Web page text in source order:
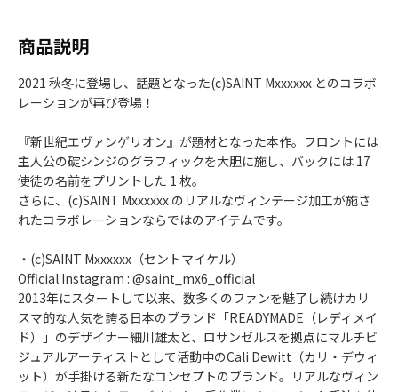
商品説明
2021 秋冬に登場し、話題となった(c)SAINT Mxxxxxx とのコラボ
レーションが再び登場！
『新世紀エヴァンゲリオン』が題材となった本作。フロントには
主人公の碇シンジのグラフィックを大胆に施し、バックには 17
使徒の名前をプリントした 1 枚。
さらに、(c)SAINT Mxxxxxx のリアルなヴィンテージ加工が施さ
れたコラボレーションならではのアイテムです。
・(c)SAINT Mxxxxxx（セントマイケル）
Official Instagram : @saint_mx6_official
2013年にスタートして以来、数多くのファンを魅了し続けカリ
スマ的な人気を誇る日本のブランド「READYMADE（レディメイ
ド）」のデザイナー細川雄太と、ロサンゼルスを拠点にマルチビ
ジュアルアーティストとして活動中のCali Dewitt（カリ・デウィ
ット）が手掛ける新たなコンセプトのブランド。リアルなヴィン